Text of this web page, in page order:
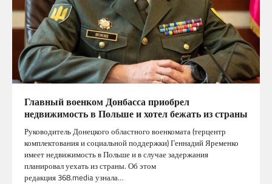
Главный военком Донбасса приобрел
недвижимость в Польше и хотел бежать из страны
Руководитель Донецкого областного военкомата (терцентр
комплектования и социальной поддержки) Геннадий Яременко
имеет недвижимость в Польше и в случае задержания
планировал уехать из страны. Об этом
редакция 368.media узнала…